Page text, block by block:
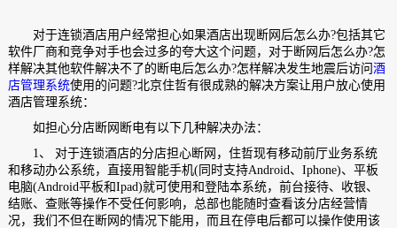
对于连锁酒店用户经常担心如果酒店出现断网后怎么办?包括其它
软件厂商和竞争对手也会过多的夸大这个问题，对于断网后怎么办?怎
样解决其他软件解决不了的断电后怎么办?怎样解决发生地震后访问 酒
店管理系统使用的问题?北京住哲有很成熟的解决方案让用户放心使用
酒店管理系统：
如担心分店断网断电有以下几种解决办法：
1、 对于连锁酒店的分店担心断网，住哲现有移动前厅业务系统
和移动办公系统，直接用智能手机(同时支持Android、Iphone)、平板
电脑(Android平板和Ipad)就可使用和登陆本系统，前台接待、收银、
结账、查账等操作不受任何影响，总部也能随时查看该分店经营情
况，我们不但在断网的情况下能用，而且在停电后都可以操作使用该